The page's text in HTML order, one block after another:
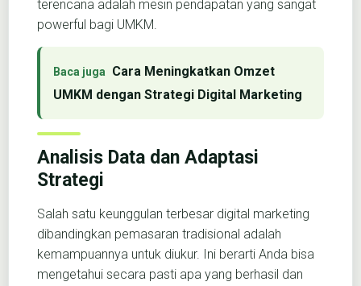
terencana adalah mesin pendapatan yang sangat
powerful bagi UMKM.
Cara Meningkatkan Omzet
UMKM dengan Strategi Digital Marketing
Analisis Data dan Adaptasi
Strategi
Salah satu keunggulan terbesar digital marketing
dibandingkan pemasaran tradisional adalah
kemampuannya untuk diukur. Ini berarti Anda bisa
mengetahui secara pasti apa yang berhasil dan